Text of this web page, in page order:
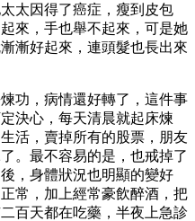
太因得了癌症，瘦到皮包
來，手也舉不起來，可是她
漸好起來，連頭髮也長出來
功，病情還好轉了，這件事
決心，每天清晨就起床煉
活，賣掉所有的股票，朋友
。最不容易的是，也戒掉了
，身體狀況也明顯的變好
常，加上經常豪飲醉酒，把
百天都在吃藥，半夜上急診